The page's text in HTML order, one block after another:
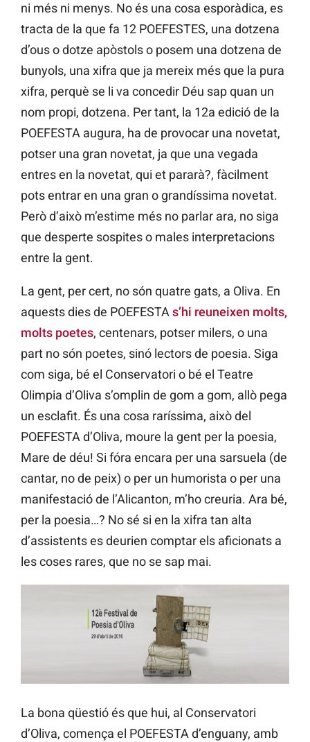
ni més ni menys. No és una cosa esporàdica, es
tracta de la que fa 12 POEFESTES, una dotzena
d’ous o dotze apòstols o posem una dotzena de
bunyols, una xifra que ja mereix més que la pura
xifra, perquè se li va concedir Déu sap quan un
nom propi, dotzena. Per tant, la 12a edició de la
POEFESTA augura, ha de provocar una novetat,
potser una gran novetat, ja que una vegada
entres en la novetat, qui et pararà?, fàcilment
pots entrar en una gran o grandíssima novetat.
Però d’això m’estime més no parlar ara, no siga
que desperte sospites o males interpretacions
entre la gent.
La gent, per cert, no són quatre gats, a Oliva. En
aquests dies de POEFESTA s’hi reuneixen molts,
molts poetes, centenars, potser milers, o una
part no són poetes, sinó lectors de poesia. Siga
com siga, bé el Conservatori o bé el Teatre
Olimpia d’Oliva s’omplin de gom a gom, allò pega
un esclafit. És una cosa raríssima, això del
POEFESTA d’Oliva, moure la gent per la poesia,
Mare de déu! Si fóra encara per una sarsuela (de
cantar, no de peix) o per un humorista o per una
manifestació de l’Alicanton, m’ho creuria. Ara bé,
per la poesia…? No sé si en la xifra tan alta
d’assistents es deurien comptar els aficionats a
les coses rares, que no se sap mai.
La bona qüestió és que hui, al Conservatori
d’Oliva, comença el POEFESTA d’enguany, amb